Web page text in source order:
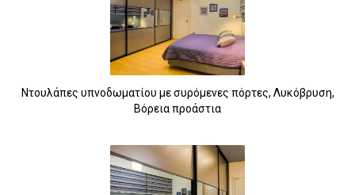
Ντουλάπες υπνοδωματίου με συρόμενες πόρτες, Λυκόβρυση,
Βόρεια προάστια